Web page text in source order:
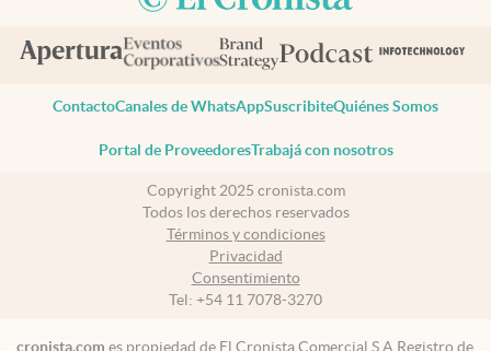
ContactoCanales de WhatsAppSuscribiteQuiénes Somos
Portal de ProveedoresTrabajá con nosotros
Copyright 2025 cronista.com
Todos los derechos reservados
Términos y condiciones
Privacidad
Consentimiento
Tel: +54 11 7078-3270
cronista.com es propiedad de El Cronista Comercial S.A Registro de